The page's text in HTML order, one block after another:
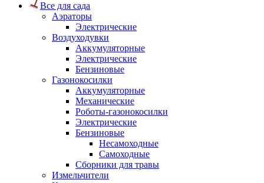
Все для сада
Аэраторы
Электрические
Воздуходувки
Аккумуляторные
Электрические
Бензиновые
Газонокосилки
Аккумуляторные
Механические
Роботы-газонокосилки
Электрические
Бензиновые
Несамоходные
Самоходные
Сборники для травы
Измельчители